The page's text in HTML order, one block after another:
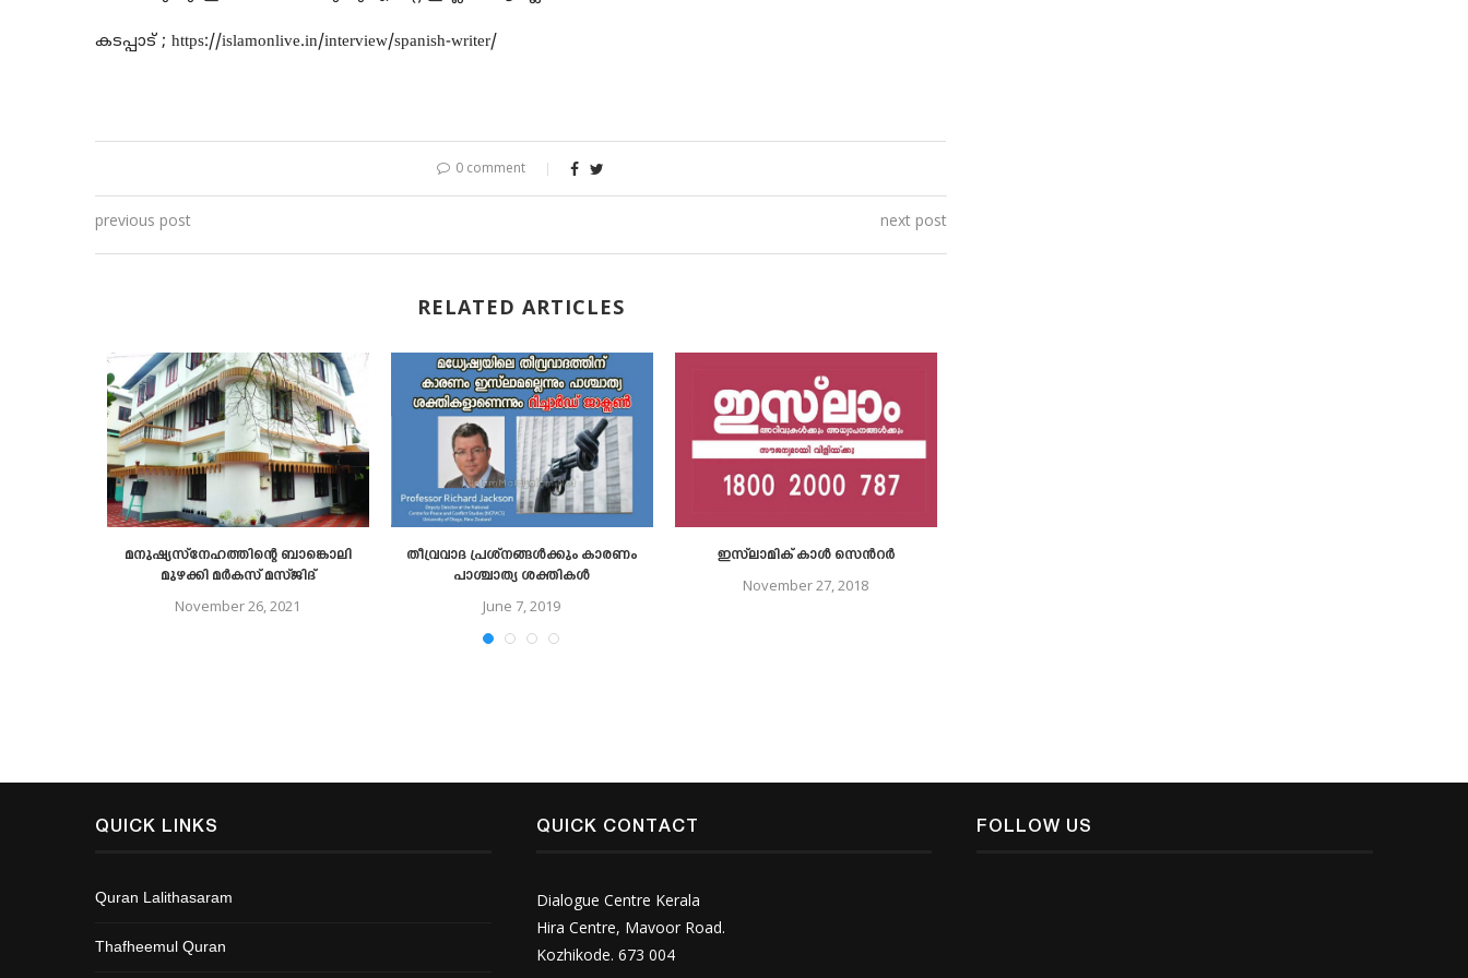
കടപ്പാട് ; https://islamonlive.in/interview/spanish-writer/
0 comment
previous post next post
RELATED ARTICLES
മനുഷ്യസ്നേഹത്തിന്റെ ബാങ്കൊലി
മുഴക്കി മർകസ് മസ്ജിദ്
November 26, 2021
തീവ്രവാദ പ്രശ്‌നങ്ങള്‍ക്കും കാരണം
പാശ്ചാത്യ ശക്തികൾ
June 7, 2019
ഇസ്‌ലാമിക് കാള്‍ സെന്‍റര്‍
November 27, 2018
QUICK LINKS
Quran Lalithasaram
Thafheemul Quran
QUICK CONTACT
Dialogue Centre Kerala
Hira Centre, Mavoor Road.
Kozhikode. 673 004
FOLLOW US